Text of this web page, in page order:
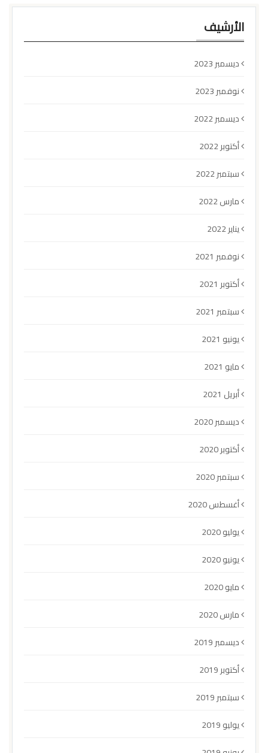
الأرشيف
ديسمبر 2023
نوفمبر 2023
ديسمبر 2022
أكتوبر 2022
سبتمبر 2022
مارس 2022
يناير 2022
نوفمبر 2021
أكتوبر 2021
سبتمبر 2021
يونيو 2021
مايو 2021
أبريل 2021
ديسمبر 2020
أكتوبر 2020
سبتمبر 2020
أغسطس 2020
يوليو 2020
يونيو 2020
مايو 2020
مارس 2020
ديسمبر 2019
أكتوبر 2019
سبتمبر 2019
يوليو 2019